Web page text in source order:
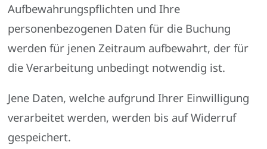
Aufbewahrungspflichten und Ihre
personenbezogenen Daten für die Buchung
werden für jenen Zeitraum aufbewahrt, der für
die Verarbeitung unbedingt notwendig ist.
Jene Daten, welche aufgrund Ihrer Einwilligung
verarbeitet werden, werden bis auf Widerruf
gespeichert.